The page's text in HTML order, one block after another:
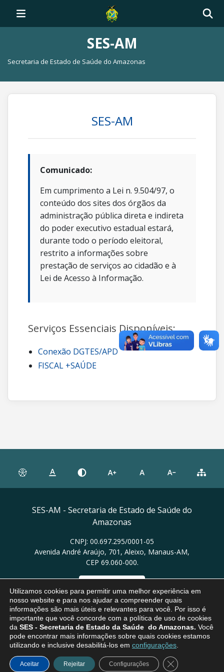
SES-AM
Secretaria de Estado de Saúde do Amazonas
SES-AM
Comunicado:
Em cumprimento a Lei n. 9.504/97, o
conteúdo dos sites dos órgãos da
administração pública direta e indireta
do poder executivo estadual estará,
durante todo o período eleitoral,
restrito a informações sobre
prestação de serviços ao cidadão e à
Lei de Acesso à Informação.
Serviços Essenciais Disponíveis:
Conexão DGTES/APD
FISCAL +SAÚDE
SES-AM - Secretaria de Estado de Saúde do
Amazonas
CNPJ: 00.697.295/0001-05
Avenida André Araújo, 701, Aleixo, Manaus-AM,
CEP 69.060-000.
Utilizamos cookies para permitir uma melhor experiência em
nosso website e para nos ajudar a compreender quais
informações são mais úteis e relevantes para você. Por isso é
importante que você concorde com a política de uso de cookies
da SES - Secretaria de Estado da Saúde do Amazonas. Você
pode encontrar mais informações sobre quais cookies estamos
utilizando e inclusive desabilitá-los em configurações
Aceitar Rejeitar Configurações Close GDPR